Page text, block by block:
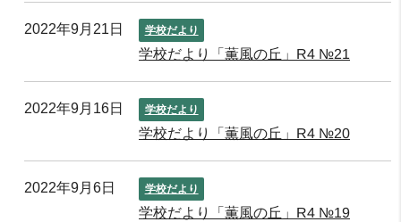
2022年9月21日 学校だより
学校だより「薫風の丘」R4 №21
2022年9月16日 学校だより
学校だより「薫風の丘」R4 №20
2022年9月6日 学校だより
学校だより「薫風の丘」R4 №19